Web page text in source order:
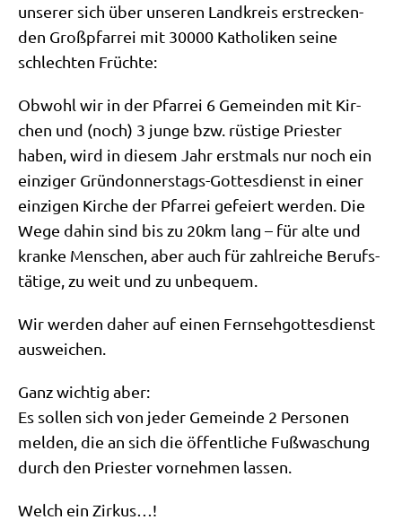
unse­rer sich über unse­ren Land­kreis erstrecken­
den Groß­pfar­rei mit 30000 Katho­li­ken sei­ne
schlech­ten Früchte:
Obwohl wir in der Pfar­rei 6 Gemein­den mit Kir­
chen und (noch) 3 jun­ge bzw. rüsti­ge Prie­ster
haben, wird in die­sem Jahr erst­mals nur noch ein
ein­zi­ger Grün­don­ners­tags-Got­tes­dienst in einer
ein­zi­gen Kir­che der Pfar­rei gefei­ert wer­den. Die
Wege dahin sind bis zu 20km lang – für alte und
kran­ke Men­schen, aber auch für zahl­rei­che Berufs­
tä­ti­ge, zu weit und zu unbequem.
Wir wer­den daher auf einen Fern­seh­got­tes­dienst
ausweichen.
Ganz wich­tig aber:
Es sol­len sich von jeder Gemein­de 2 Per­so­nen
mel­den, die an sich die öffent­li­che Fuß­wa­schung
durch den Prie­ster vor­neh­men lassen.
Welch ein Zirkus…!